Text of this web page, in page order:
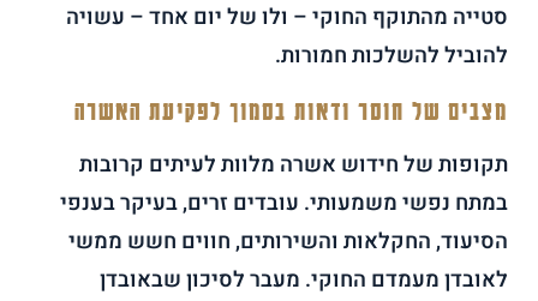
סטייה מהתוקף החוקי – ולו של יום אחד – עשויה
להוביל להשלכות חמורות.
מצבים של חוסר ודאות בסמוך לפקיעת האשרה
תקופות של חידוש אשרה מלוות לעיתים קרובות
במתח נפשי משמעותי. עובדים זרים, בעיקר בענפי
הסיעוד, החקלאות והשירותים, חווים חשש ממשי
לאובדן מעמדם החוקי. מעבר לסיכון שבאובדן